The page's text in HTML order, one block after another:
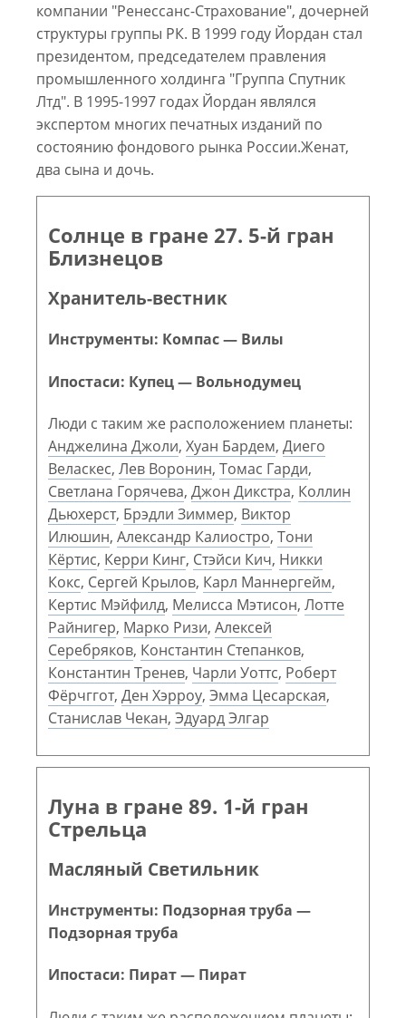
компании "Ренессанс-Страхование", дочерней
структуры группы РК. В 1999 году Йордан стал
президентом, председателем правления
промышленного холдинга "Группа Спутник
Лтд". В 1995-1997 годах Йордан являлся
экспертом многих печатных изданий по
состоянию фондового рынка России.Женат,
два сына и дочь.
Солнце в гране 27. 5-й гран
Близнецов
Хранитель-вестник
Инструменты: Компас — Вилы
Ипостаси: Купец — Вольнодумец
Люди с таким же расположением планеты:
Анджелина Джоли, Хуан Бардем, Диего
Веласкес, Лев Воронин, Томас Гарди,
Светлана Горячева, Джон Дикстра, Коллин
Дьюхерст, Брэдли Зиммер, Виктор
Илюшин, Александр Калиостро, Тони
Кёртис, Керри Кинг, Стэйси Кич, Никки
Кокс, Сергей Крылов, Карл Маннергейм,
Кертис Мэйфилд, Мелисса Мэтисон, Лотте
Райнигер, Марко Ризи, Алексей
Серебряков, Константин Степанков,
Константин Тренев, Чарли Уоттс, Роберт
Фёрчггот, Ден Хэрроу, Эмма Цесарская,
Станислав Чекан, Эдуард Элгар
Луна в гране 89. 1-й гран
Стрельца
Масляный Светильник
Инструменты: Подзорная труба —
Подзорная труба
Ипостаси: Пират — Пират